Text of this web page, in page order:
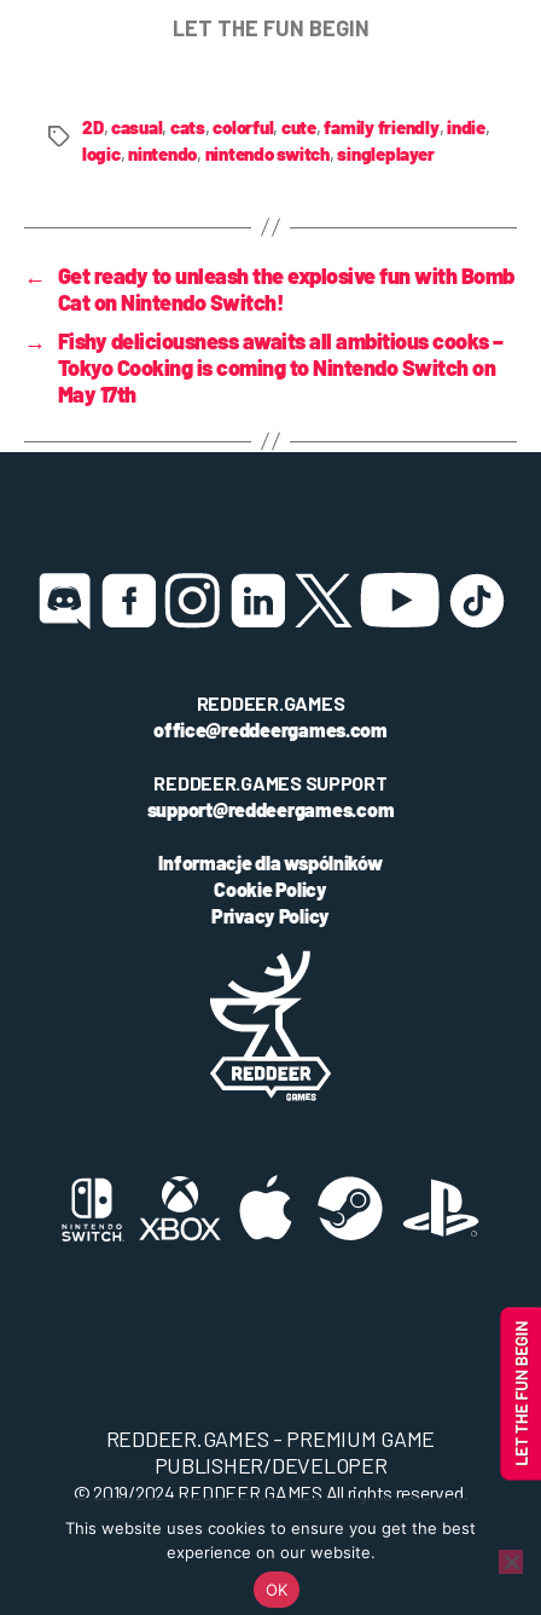
LET THE FUN BEGIN
2D,casual, cats,colorful, cute,family friendly,indie,
logic,nintendo, nintendo switch,singleplayer
← Get ready to unleash the explosive fun with Bomb
Cat on Nintendo Switch!
→ Fishy deliciousness awaits all ambitious cooks –
Tokyo Cooking is coming to Nintendo Switch on
May 17th
This website uses cookies to ensure you get the best
experience on our website.
OK
REDDEER.GAMES
office@reddeergames.com
REDDEER.GAMES SUPPORT
support@reddeergames.com
Informacje dla wspólników
Cookie Policy
Privacy Policy
REDDEER.GAMES - PREMIUM GAME
PUBLISHER/DEVELOPER
© 2019/2024 REDDEER.GAMES All rights reserved.